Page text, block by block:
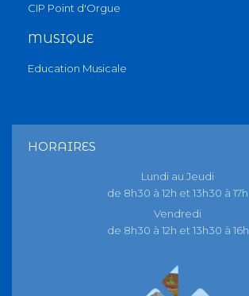
CIP Point d'Orgue
MUSIQUE
Education Musicale
HORAIRES
Lundi au Jeudi
de 8h30 à 12h et 13h30 à 17h
Vendredi
de 8h30 à 12h et 13h30 à 16h